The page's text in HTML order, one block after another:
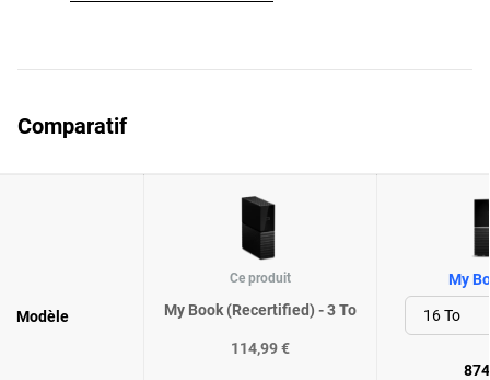
Comparatif
Modèle
Ce produit
My Book (Recertified) - 3 To
114,99 €
My